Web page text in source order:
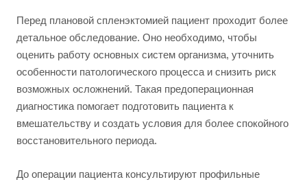
Перед плановой спленэктомией пациент проходит более
детальное обследование. Оно необходимо, чтобы
оценить работу основных систем организма, уточнить
особенности патологического процесса и снизить риск
возможных осложнений. Такая предоперационная
диагностика помогает подготовить пациента к
вмешательству и создать условия для более спокойного
восстановительного периода.
До операции пациента консультируют профильные